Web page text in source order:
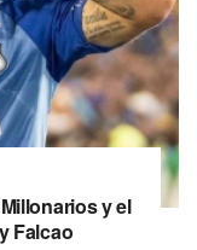
y el
Falcao